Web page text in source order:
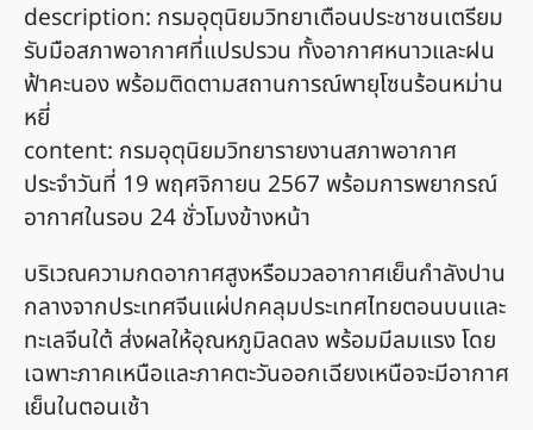
description: กรมอุตุนิยมวิทยาเตือนประชาชนเตรียม
รับมือสภาพอากาศที่แปรปรวน ทั้งอากาศหนาวและฝน
ฟ้าคะนอง พร้อมติดตามสถานการณ์พายุโซนร้อนหม่าน
หยี่
content: กรมอุตุนิยมวิทยารายงานสภาพอากาศ
ประจำวันที่ 19 พฤศจิกายน 2567 พร้อมการพยากรณ์
อากาศในรอบ 24 ชั่วโมงข้างหน้า
บริเวณความกดอากาศสูงหรือมวลอากาศเย็นกำลังปาน
กลางจากประเทศจีนแผ่ปกคลุมประเทศไทยตอนบนและ
ทะเลจีนใต้ ส่งผลให้อุณหภูมิลดลง พร้อมมีลมแรง โดย
เฉพาะภาคเหนือและภาคตะวันออกเฉียงเหนือจะมีอากาศ
เย็นในตอนเช้า